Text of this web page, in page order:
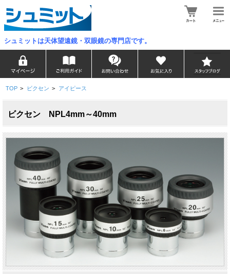
シュミットは天体望遠鏡・双眼鏡の専門店です。
TOP > ビクセン > アイピース
ビクセン NPL4mm～40mm